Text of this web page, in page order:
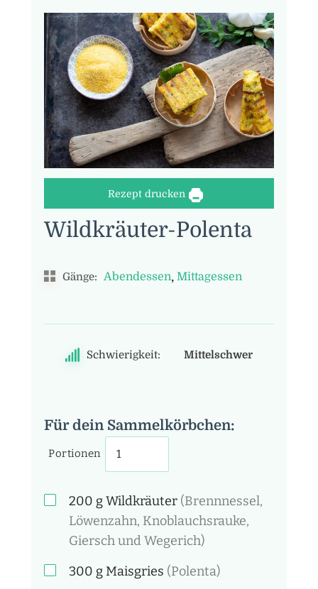
Rezept drucken
Wildkräuter-Polenta
Gänge: Abendessen, Mittagessen
Schwierigkeit: Mittelschwer
Für dein Sammelkörbchen:
Portionen
200 gWildkräuter (Brennnessel,
Löwenzahn, Knoblauchsrauke,
Giersch und Wegerich)
300 g Maisgries (Polenta)